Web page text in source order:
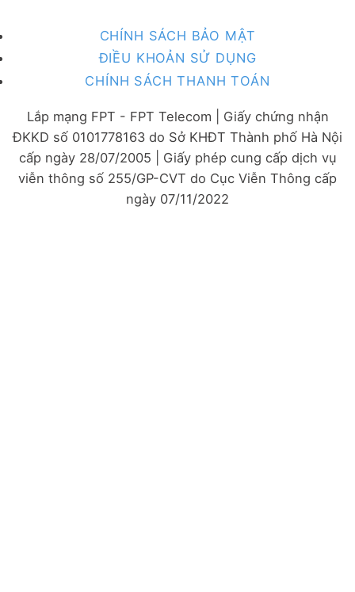
CHÍNH SÁCH BẢO MẬT
ĐIỀU KHOẢN SỬ DỤNG
CHÍNH SÁCH THANH TOÁN
Lắp mạng FPT - FPT Telecom | Giấy chứng nhận
ĐKKD số 0101778163 do Sở KHĐT Thành phố Hà Nội
cấp ngày 28/07/2005 | Giấy phép cung cấp dịch vụ
viễn thông số 255/GP-CVT do Cục Viễn Thông cấp
ngày 07/11/2022